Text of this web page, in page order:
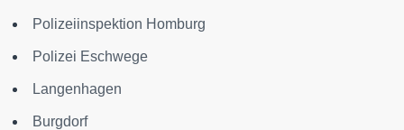
Polizeiinspektion Homburg
Polizei Eschwege
Langenhagen
Burgdorf